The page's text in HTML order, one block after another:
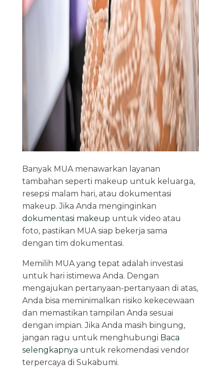
Banyak MUA menawarkan layanan
tambahan seperti makeup untuk keluarga,
resepsi malam hari, atau dokumentasi
makeup. Jika Anda menginginkan
dokumentasi makeup untuk video atau
foto, pastikan MUA siap bekerja sama
dengan tim dokumentasi.
Memilih MUA yang tepat adalah investasi
untuk hari istimewa Anda. Dengan
mengajukan pertanyaan-pertanyaan di atas,
Anda bisa meminimalkan risiko kekecewaan
dan memastikan tampilan Anda sesuai
dengan impian. Jika Anda masih bingung,
jangan ragu untuk menghubungi Baca
selengkapnya untuk rekomendasi vendor
terpercaya di Sukabumi.